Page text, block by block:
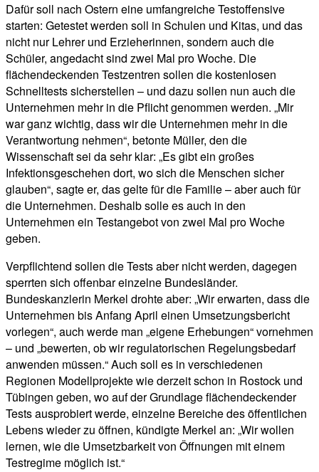
Dafür soll nach Ostern eine umfangreiche Testoffensive
starten: Getestet werden soll in Schulen und Kitas, und das
nicht nur Lehrer und Erzieherinnen, sondern auch die
Schüler, angedacht sind zwei Mal pro Woche. Die
flächendeckenden Testzentren sollen die kostenlosen
Schnelltests sicherstellen – und dazu sollen nun auch die
Unternehmen mehr in die Pflicht genommen werden. „Mir
war ganz wichtig, dass wir die Unternehmen mehr in die
Verantwortung nehmen“, betonte Müller, den die
Wissenschaft sei da sehr klar: „Es gibt ein großes
Infektionsgeschehen dort, wo sich die Menschen sicher
glauben“, sagte er, das gelte für die Familie – aber auch für
die Unternehmen. Deshalb solle es auch in den
Unternehmen ein Testangebot von zwei Mal pro Woche
geben.
Verpflichtend sollen die Tests aber nicht werden, dagegen
sperrten sich offenbar einzelne Bundesländer.
Bundeskanzlerin Merkel drohte aber: „Wir erwarten, dass die
Unternehmen bis Anfang April einen Umsetzungsbericht
vorlegen“, auch werde man „eigene Erhebungen“ vornehmen
– und „bewerten, ob wir regulatorischen Regelungsbedarf
anwenden müssen.“ Auch soll es in verschiedenen
Regionen Modellprojekte wie derzeit schon in Rostock und
Tübingen geben, wo auf der Grundlage flächendeckender
Tests ausprobiert werde, einzelne Bereiche des öffentlichen
Lebens wieder zu öffnen, kündigte Merkel an: „Wir wollen
lernen, wie die Umsetzbarkeit von Öffnungen mit einem
Testregime möglich ist.“